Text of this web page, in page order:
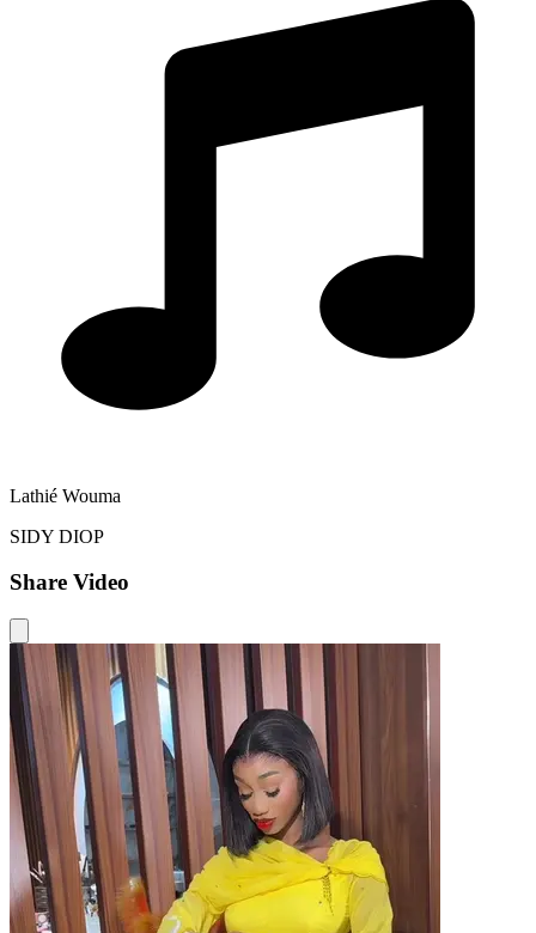
Lathié Wouma
SIDY DIOP
Share Video